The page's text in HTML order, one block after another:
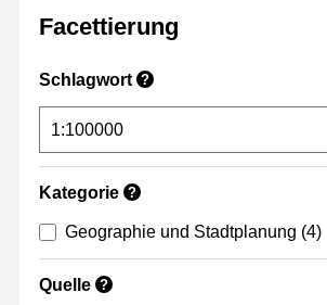
Facettierung
Schlagwort ?
Kategorie ?
Geographie und Stadtplanung (4)
Quelle ?